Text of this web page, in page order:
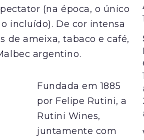
(na época, o único
incluído). De cor intensa
de ameixa, tabaco e café,
argentino.
Fundada em 1885
por Felipe Rutini, a
Rutini Wines,
juntamente com